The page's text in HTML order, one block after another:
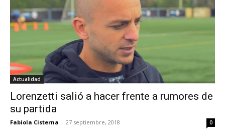
Actualidad
Lorenzetti salió a hacer frente a rumores de
su partida
Fabiola Cisterna - 27 septiembre, 2018 0